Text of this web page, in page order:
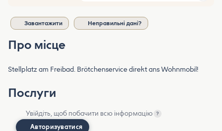
Завантажити Неправильні дані?
Про місце
Stellplatz am Freibad. Brötchenservice direkt ans Wohnmobil!
Послуги
Увійдіть, щоб побачити всю інформацію ?
Авторизуватися